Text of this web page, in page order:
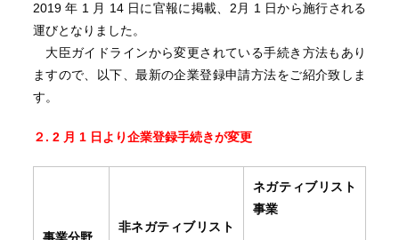
2019 年 1 月 14 日に官報に掲載、2月 1 日から施行される
運びとなりました。
大臣ガイドラインから変更されている手続き方法もあり
ますので、以下、最新の企業登録申請方法をご紹介致しま
す。
２. 2 月 1 日より企業登録手続きが変更
非ネガティブリスト
ネガティブリスト
事業